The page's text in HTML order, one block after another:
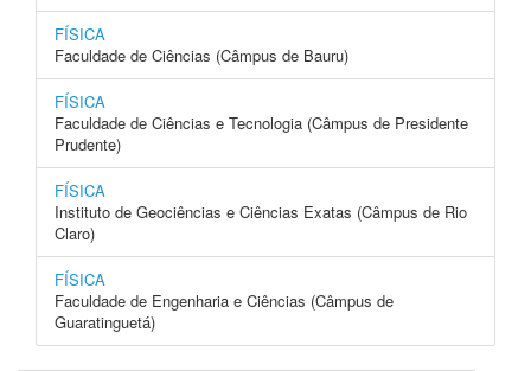
FÍSICA
Faculdade de Ciências (Câmpus de Bauru)
FÍSICA
Faculdade de Ciências e Tecnologia (Câmpus de Presidente
Prudente)
FÍSICA
Instituto de Geociências e Ciências Exatas (Câmpus de Rio
Claro)
FÍSICA
Faculdade de Engenharia e Ciências (Câmpus de
Guaratinguetá)